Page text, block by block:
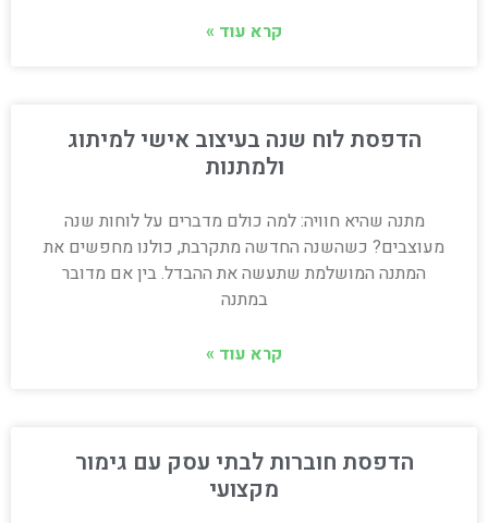
קרא עוד »
הדפסת לוח שנה בעיצוב אישי למיתוג
ולמתנות
מתנה שהיא חוויה: למה כולם מדברים על לוחות שנה
מעוצבים? כשהשנה החדשה מתקרבת, כולנו מחפשים את
המתנה המושלמת שתעשה את ההבדל. בין אם מדובר
במתנה
קרא עוד »
הדפסת חוברות לבתי עסק עם גימור
מקצועי